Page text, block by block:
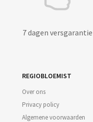
7 dagen versgarantie
REGIOBLOEMIST
Over ons
Privacy policy
Algemene voorwaarden